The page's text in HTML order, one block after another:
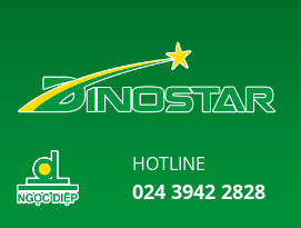
HOTLINE
024 3942 2828